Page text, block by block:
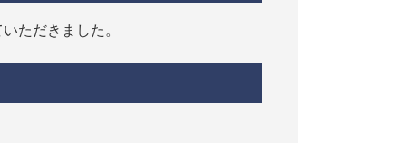
ただきました。